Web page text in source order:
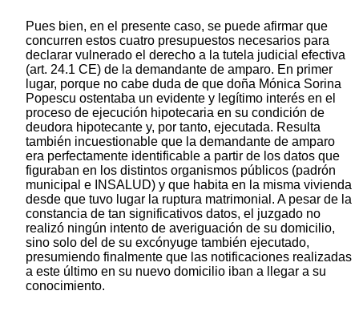
Pues bien, en el presente caso, se puede afirmar que
concurren estos cuatro presupuestos necesarios para
declarar vulnerado el derecho a la tutela judicial efectiva
(art. 24.1 CE) de la demandante de amparo. En primer
lugar, porque no cabe duda de que doña Mónica Sorina
Popescu ostentaba un evidente y legítimo interés en el
proceso de ejecución hipotecaria en su condición de
deudora hipotecante y, por tanto, ejecutada. Resulta
también incuestionable que la demandante de amparo
era perfectamente identificable a partir de los datos que
figuraban en los distintos organismos públicos (padrón
municipal e INSALUD) y que habita en la misma vivienda
desde que tuvo lugar la ruptura matrimonial. A pesar de la
constancia de tan significativos datos, el juzgado no
realizó ningún intento de averiguación de su domicilio,
sino solo del de su excónyuge también ejecutado,
presumiendo finalmente que las notificaciones realizadas
a este último en su nuevo domicilio iban a llegar a su
conocimiento.